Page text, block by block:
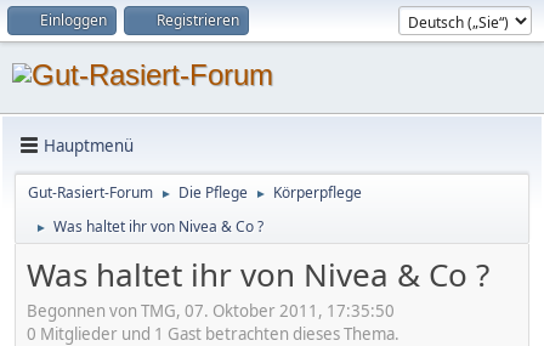
Einloggen Registrieren
Hauptmenü
Gut-Rasiert-Forum ► Die Pflege ► Körperpflege
► Was haltet ihr von Nivea & Co ?
Was haltet ihr von Nivea & Co ?
Begonnen von TMG, 07. Oktober 2011, 17:35:50
0 Mitglieder und 1 Gast betrachten dieses Thema.